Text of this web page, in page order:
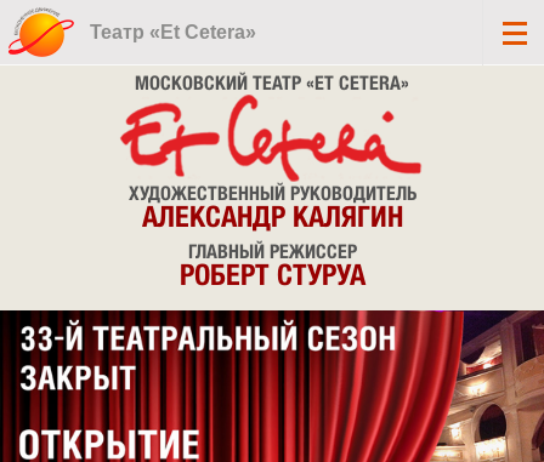
Театр «Et Cetera»
МОСКОВСКИЙ ТЕАТР «ET CETERA»
ХУДОЖЕСТВЕННЫЙ РУКОВОДИТЕЛЬ
АЛЕКСАНДР КАЛЯГИН
ГЛАВНЫЙ РЕЖИССЕР
РОБЕРТ СТУРУА